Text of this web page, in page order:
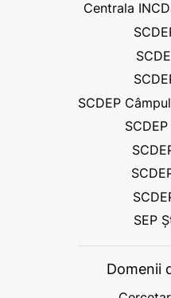
Centrala
SCDEP
SEP
Domenii